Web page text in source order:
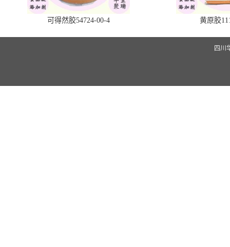
可得然胶54724-00-4 黄原胶
四川